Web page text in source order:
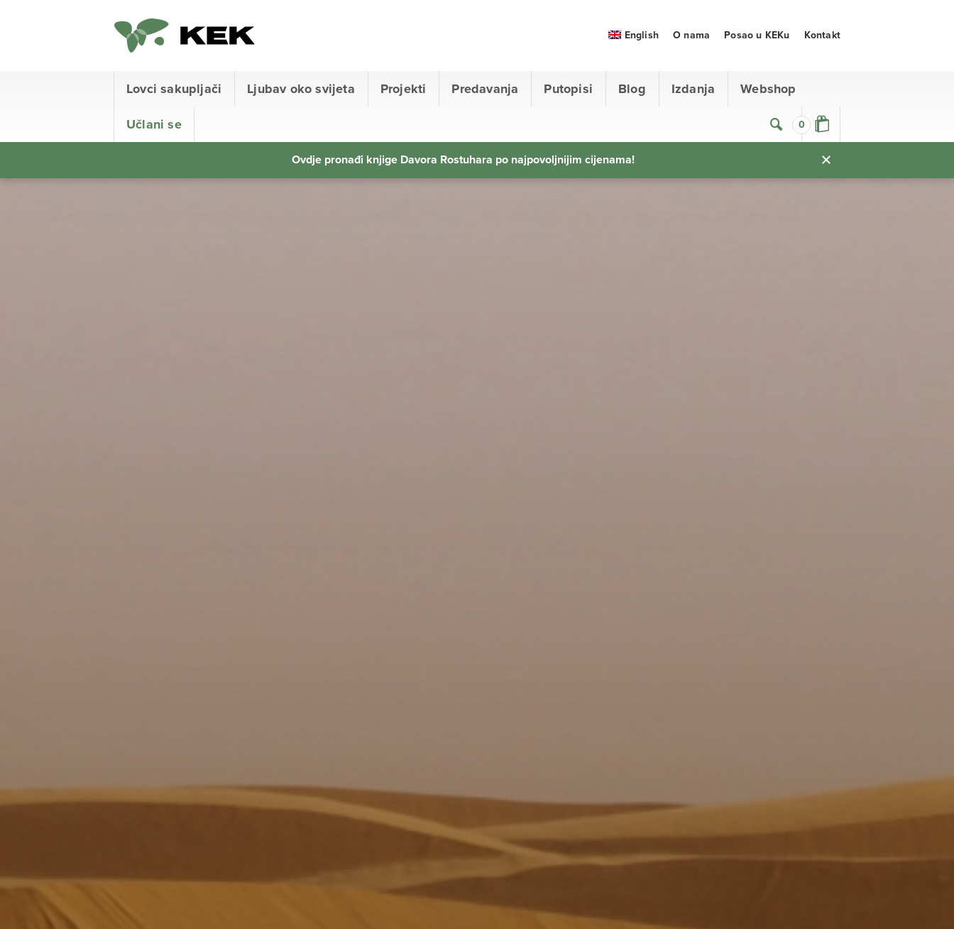
0
Lovci sakupljači Ljubav oko svijeta Projekti Predavanja Putopisi Blog Izdanja Webshop
Učlani se
English O nama Posao u KEKu Kontakt
Ovdje pronađi knjige Davora Rostuhara po najpovoljnijim cijenama!